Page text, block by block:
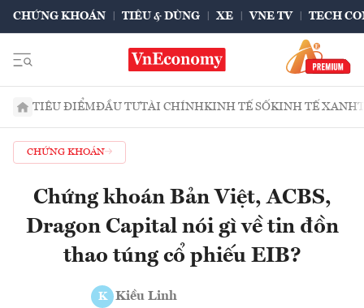
CHỨNG KHOÁN TIÊU & DÙNG XE VNE TV TECH
TIÊU ĐIỂMĐẦU TƯTÀI CHÍNHKINH TẾ SỐKINH TẾ XANH
CHỨNG KHOÁN
Chứng khoán Bản Việt, ACBS,
Dragon Capital nói gì về tin đồn
thao túng cổ phiếu EIB?
K Kiều Linh